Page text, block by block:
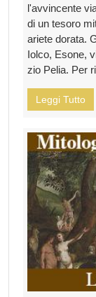
l'avvincente
di un tesoro
ariete dorata.
Iolco, Esone,
zio Pelia. Per
Leggi Tutto